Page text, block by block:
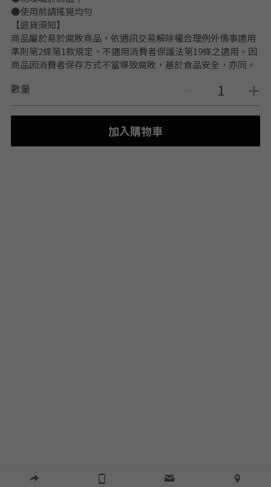
●使用前請搖晃均勻
【退貨須知】
商品屬於易於腐敗商品，依通訊交易解除權合理例外情事適用
準則第2條第1款規定，不適用消費者保護法第19條之適用。因
商品因消費者保存方式不當導致腐敗，基於食品安全，亦同。
數量
加入購物車